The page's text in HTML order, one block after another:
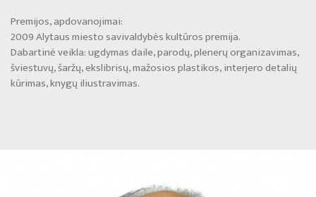
Premijos, apdovanojimai:
2009 Alytaus miesto savivaldybės kultūros premija.
Dabartinė veikla: ugdymas daile, parodų, plenerų organizavimas,
šviestuvų, šaržų, ekslibrisų, mažosios plastikos, interjero detalių
kūrimas, knygų iliustravimas.